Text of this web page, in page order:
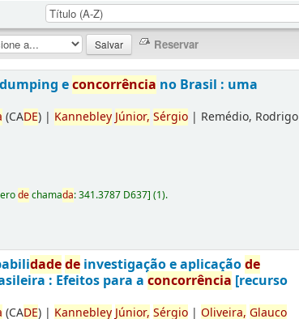
econcorrência no Brasil : uma
(CADE) | KannebleyJúnior, Sérgio | Remédio, Rodrigo
dechamada:341.3787 D637](1).
dadede investigação e aplicaçãode
: Efeitos para aconcorrência [recurso
(CADE) | KannebleyJúnior, Sérgio |Oliveira, Glauco